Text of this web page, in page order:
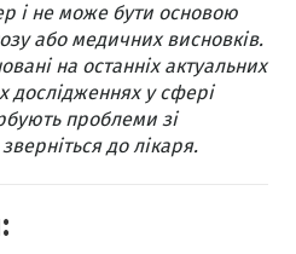
і не може бути основою
або медичних висновків.
на останніх актуальних
дослідженнях у сфері
проблеми зі
до лікаря.